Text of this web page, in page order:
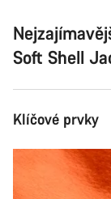
Soft Shell
Klíčové prvky